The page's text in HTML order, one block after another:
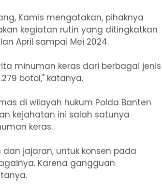
Kamis mengatakan, pihaknya
kegiatan rutin yang ditingkatkan
April sampai Mei 2024.
minuman keras dari berbagai jenis
botol," katanya.
di wilayah hukum Polda Banten
kejahatan ini salah satunya
keras.
jajaran, untuk konsen pada
Karena gangguan